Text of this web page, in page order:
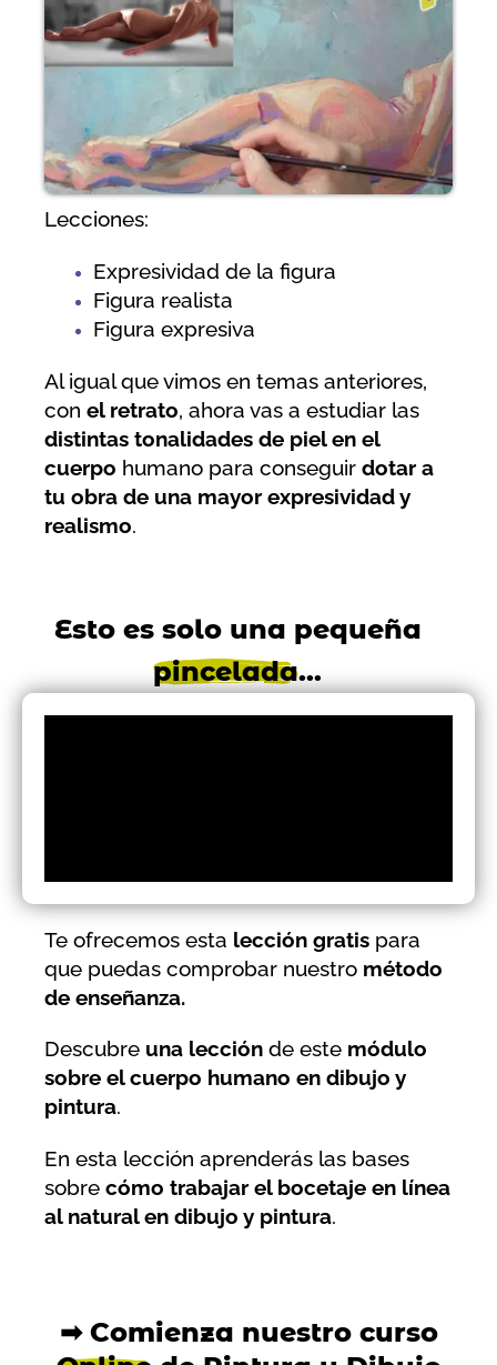
Lecciones:
Expresividad de la figura
Figura realista
Figura expresiva
Al igual que vimos en temas anteriores,
con el retrato, ahora vas a estudiar las
distintas tonalidades de piel en el
cuerpo humano para conseguir dotar a
tu obra de una mayor expresividad y
realismo.
Esto es solo una pequeña
pincelada...
Te ofrecemos esta lección gratis para
que puedas comprobar nuestro método
de enseñanza.
Descubre una lección de este módulo
sobre el cuerpo humano en dibujo y
pintura.
En esta lección aprenderás las bases
sobre cómo trabajar el bocetaje en línea
al natural en dibujo y pintura.
➡ Comienza nuestro curso